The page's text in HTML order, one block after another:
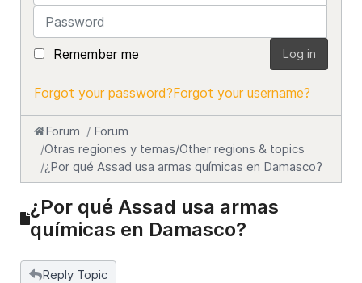
Password
Remember me Log in
Forgot your password?Forgot your username?
Forum
Forum
Otras regiones y temas/Other regions & topics
¿Por qué Assad usa armas químicas en Damasco?
¿Por qué Assad usa armas
químicas en Damasco?
Reply Topic